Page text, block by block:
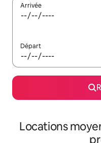
Arrivée
Départ
Locations